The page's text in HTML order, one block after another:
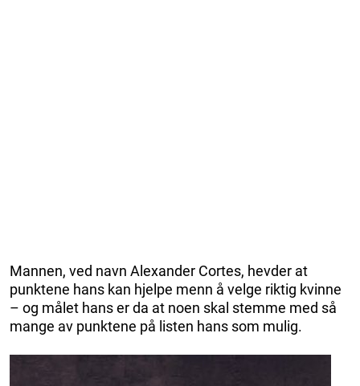
Mannen, ved navn Alexander Cortes, hevder at
punktene hans kan hjelpe menn å velge riktig kvinne
– og målet hans er da at noen skal stemme med så
mange av punktene på listen hans som mulig.